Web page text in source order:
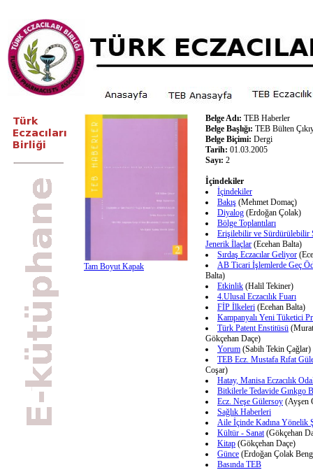
Tam Boyut Kapak
Belge Adı: TEB Haberler
Belge Başlığı: TEB Bülten
Belge Biçimi: Dergi
Tarih: 01.03.2005
Sayı: 2
İçindekiler
İçindekiler
Bakış (Mehmet Domaç)
Diyalog (Erdoğan Çolak)
Bölge Toplantıları
Erişilebilir ve Sürdürülebilir
Jenerik İlaçlar (Ecehan Balta)
Sırdaş Eczacılar Geliyor
AB Ticari İşlemlerde Geç
Balta)
Etkinlik (Halil Tekiner)
4.Ulusal Eczacılık Fuarı
FİP İlkeleri (Ecehan Balta)
Kampanyalı Yeni Tüketici
Türk Patent Enstitüsü
Gökçehan Daçe)
Yorum (Sabih Tekin Çağlar)
TEB Ecz. Mustafa Rıfat
Coşar)
Hatay, Manisa Eczacılık
Bitkilerle Tedavide Gınkgo
Ecz. Neşe Gülersoy (Ayşen
Sağlık Haberleri
Aile İçinde Kadına Yönelik
Kültür - Sanat(Gökçehan
Kitap (Gökçehan Daçe)
Günce (Erdoğan Çolak
Basında TEB